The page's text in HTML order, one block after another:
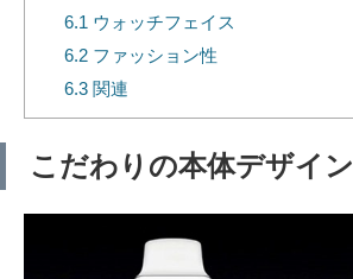
6.1 ウォッチフェイス
6.2ファッション性
6.3関連
こだわりの本体デザイン